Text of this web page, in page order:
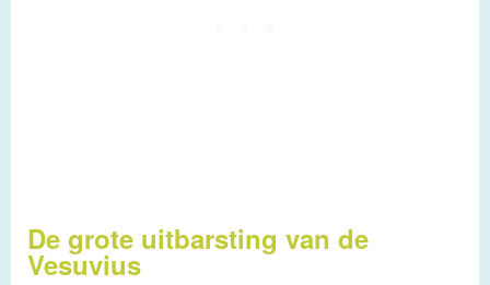
De grote uitbarsting van de
Vesuvius